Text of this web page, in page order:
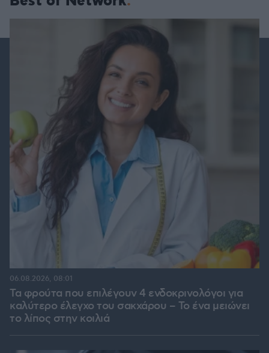
Τα φρούτα που επιλέγουν 4 ενδοκρινολόγοι για
καλύτερο έλεγχο του σακχάρου – Το ένα μειώνει
το λίπος στην κοιλιά
06.08.2026, 08:01